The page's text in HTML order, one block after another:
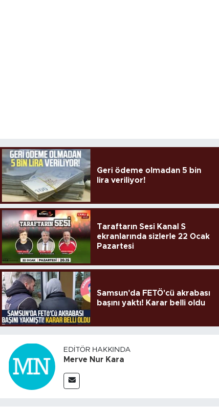
Geri ödeme olmadan 5 bin
lira veriliyor!
Taraftarın Sesi Kanal S
ekranlarında sizlerle 22 Ocak
Pazartesi
Samsun'da FETÖ'cü akrabası
başını yaktı! Karar belli oldu
EDITÖR HAKKINDA
Merve Nur Kara